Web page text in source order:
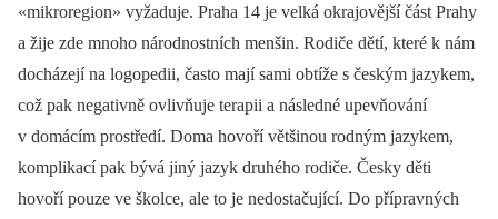
«mikroregion» vyžaduje. Praha 14 je velká okrajovější část Prahy
a žije zde mnoho národnostních menšin. Rodiče dětí, které k nám
docházejí na logopedii, často mají sami obtíže s českým jazykem,
což pak negativně ovlivňuje terapii a následné upevňování
v domácím prostředí. Doma hovoří většinou rodným jazykem,
komplikací pak bývá jiný jazyk druhého rodiče. Česky děti
hovoří pouze ve školce, ale to je nedostačující. Do přípravných